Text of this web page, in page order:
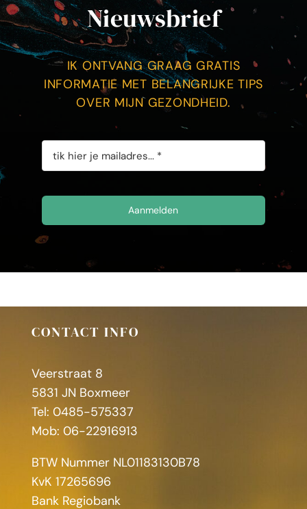
Nieuwsbrief
IK ONTVANG GRAAG GRATIS
INFORMATIE MET BELANGRIJKE TIPS
OVER MIJN GEZONDHEID.
Aanmelden
CONTACT INFO
Veerstraat 8
5831 JN Boxmeer
Tel: 0485-575337
Mob: 06-22916913
BTW Nummer NL01183130B78
KvK 17265696
Bank Regiobank